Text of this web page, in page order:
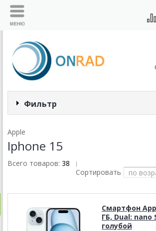
Фильтр
Apple
Iphone 15
Всего товаров: 38 |
Сортировать
Смартфон
ГБ, Dual: nano
голубой